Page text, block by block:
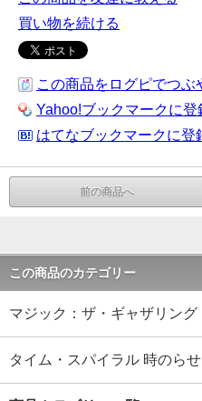
買い物を続ける
この商品をログピでつぶ
Yahoo!ブックマークに登
はてなブックマークに登
前の商品へ
この商品のカテゴリー
マジック：ザ・ギャザリング
タイム・スパイラル 時のら